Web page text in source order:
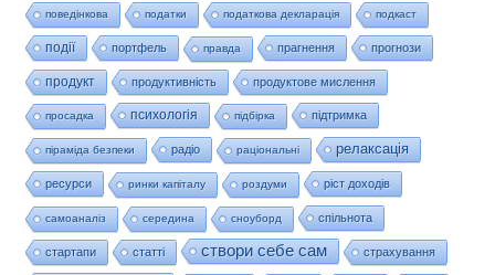
поведінкова податки податкова декларація подкаст
події портфель правда прагнення прогнози
продукт продуктивність продуктове мислення
просадка психологія підбірка підтримка
піраміда безпеки радіо раціональні релаксація
ресурси ринки капіталу роздуми ріст доходів
самоаналіз середина сноуборд спільнота
стартапи статті створи себе сам страхування